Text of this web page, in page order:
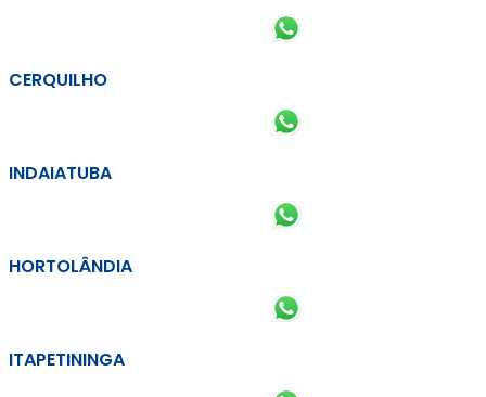
CERQUILHO
INDAIATUBA
HORTOLÂNDIA
ITAPETININGA